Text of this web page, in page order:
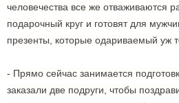
человечества все же отваживаются
подарочный круг и готовят для
презенты, которые одариваемый уж
- Прямо сейчас занимается
заказали две подруги, чтобы